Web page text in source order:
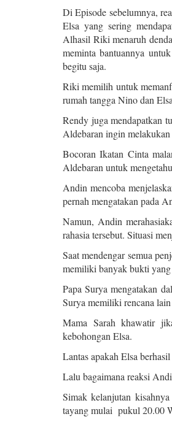
Di Episode sebelumnya,
Elsa yang sering
Alhasil Riki menaruh
meminta bantuannya
begitu saja.
Riki memilih untuk
rumah tangga Nino dan
Rendy juga mendapatkan
Aldebaran ingin
Bocoran Ikatan Cinta
Aldebaran untuk
Andin mencoba
pernah mengatakan pada
Namun, Andin
rahasia tersebut. Situasi
Saat mendengar semua
memiliki banyak bukti yang
Papa Surya mengatakan
Surya memiliki rencana
Mama Sarah khawatir
kebohongan Elsa.
Lantas apakah Elsa
Lalu bagaimana reaksi
Simak kelanjutan
tayang mulai pukul 20.00